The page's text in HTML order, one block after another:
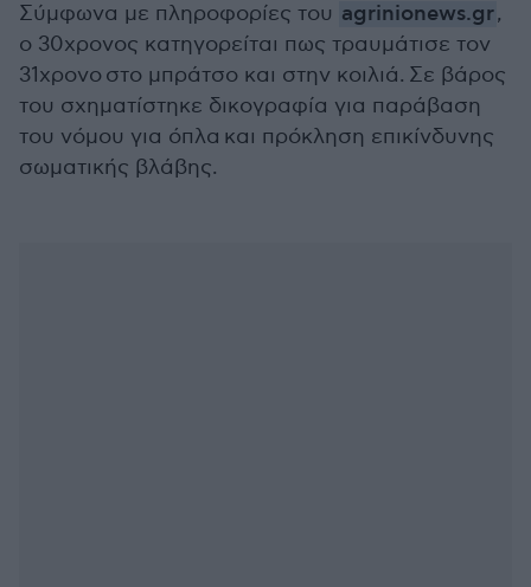
Σύμφωνα με πληροφορίες του agrinionews.gr,
ο 30χρονος κατηγορείται πως τραυμάτισε τον
31χρονο στο μπράτσο και στην κοιλιά. Σε βάρος
του σχηματίστηκε δικογραφία για παράβαση
του νόμου για όπλα και πρόκληση επικίνδυνης
σωματικής βλάβης.